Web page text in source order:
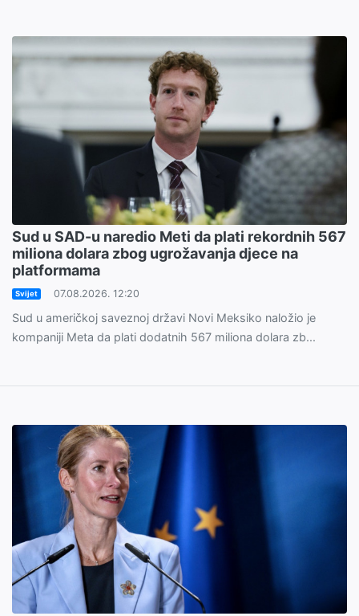
Sud u SAD-u naredio Meti da plati rekordnih 567
miliona dolara zbog ugrožavanja djece na
platformama
Svijet 07.08.2026. 12:20
Sud u američkoj saveznoj državi Novi Meksiko naložio je
kompaniji Meta da plati dodatnih 567 miliona dolara zb...